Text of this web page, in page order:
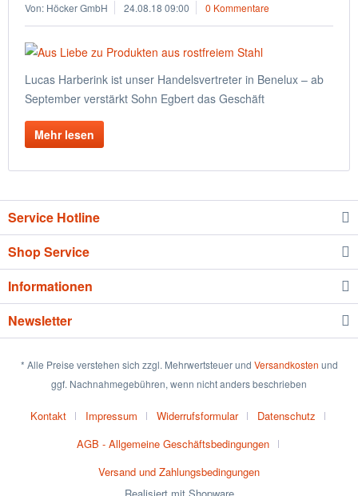
Von: Höcker GmbH 24.08.18 09:00 0 Kommentare
Lucas Harberink ist unser Handelsvertreter in Benelux – ab
September verstärkt Sohn Egbert das Geschäft
Mehr lesen
Service Hotline
Shop Service
Informationen
Newsletter
* Alle Preise verstehen sich zzgl. Mehrwertsteuer und Versandkosten und
ggf. Nachnahmegebühren, wenn nicht anders beschrieben
Kontakt Impressum Widerrufsformular
Datenschutz
AGB - Allgemeine Geschäftsbedingungen
Versand und Zahlungsbedingungen